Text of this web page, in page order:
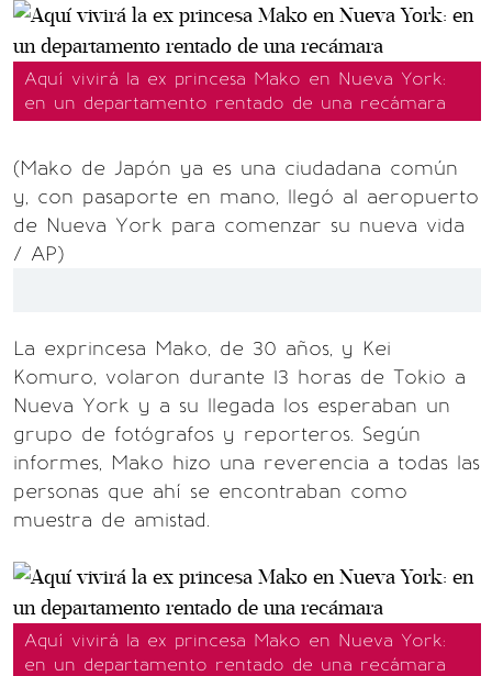
Aquí vivirá la ex princesa Mako en Nueva York:
en un departamento rentado de una recámara
(Mako de Japón ya es una ciudadana común
y, con pasaporte en mano, llegó al aeropuerto
de Nueva York para comenzar su nueva vida
/ AP)
La exprincesa Mako, de 30 años, y Kei
Komuro, volaron durante 13 horas de Tokio a
Nueva York y a su llegada los esperaban un
grupo de fotógrafos y reporteros. Según
informes, Mako hizo una reverencia a todas las
personas que ahí se encontraban como
muestra de amistad.
Aquí vivirá la ex princesa Mako en Nueva York:
en un departamento rentado de una recámara